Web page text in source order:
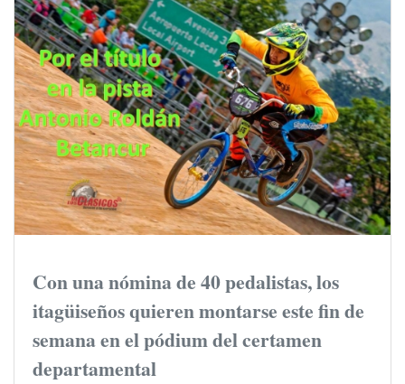
Con una nómina de 40 pedalistas, los
itagüiseños quieren montarse este fin de
semana en el pódium del certamen
departamental